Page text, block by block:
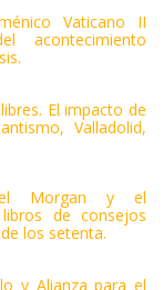
Vaticano II
acontecimiento
El impacto de
Valladolid,
Morgan y el
de consejos
los setenta.
y Alianza para el